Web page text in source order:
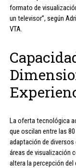
formato de
un televisor”, según
VTA.
La oferta tecnológica
que oscilan entre las
adaptación de
áreas de visualización
altera la percepción del